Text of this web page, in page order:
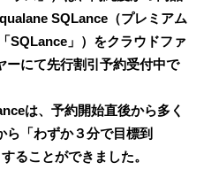
SQLance（プレミアム
SQLance」）をクラウドファ
ーにて先行割引予約受付中で
は、予約開始直後から多く
「わずか３分で目標到
ることができました。